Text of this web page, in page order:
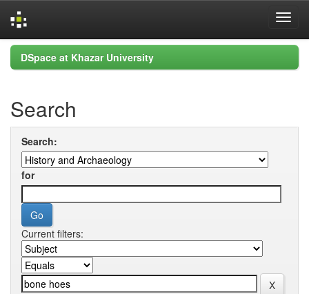
Skip
navigation
DSpace at Khazar University
Search
Search:
for
Current filters: